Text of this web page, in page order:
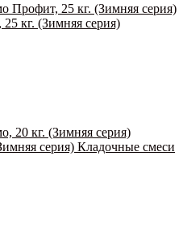
кг. (Зимняя серия)
серия) Кладочные смеси